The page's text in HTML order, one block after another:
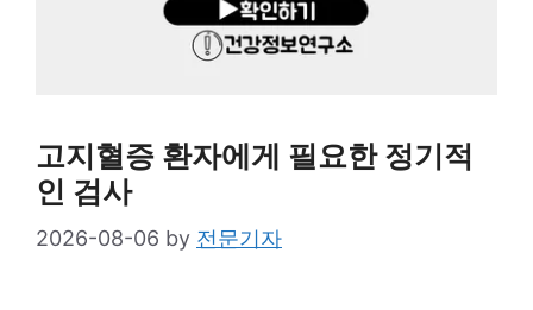
고지혈증 환자에게 필요한 정기적
인 검사
2026-08-06 by 전문기자